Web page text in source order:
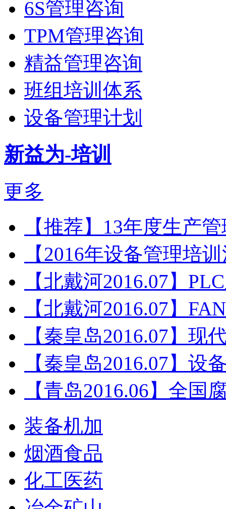
6S管理咨询
TPM管理咨询
精益管理咨询
班组培训体系
设备管理计划
新益为-培训
更多
【推荐】13年度生产
【2016年设备管理培
【北戴河2016.07】
【北戴河2016.07】
【秦皇岛2016.07】现
【秦皇岛2016.07】设
【青岛2016.06】全国
装备机加
烟酒食品
化工医药